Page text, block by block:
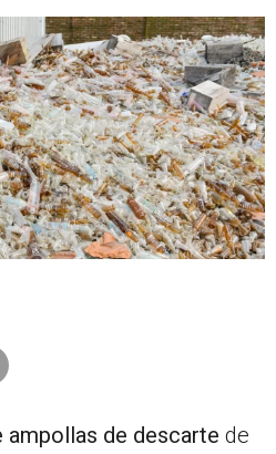
ampollas de descarte de